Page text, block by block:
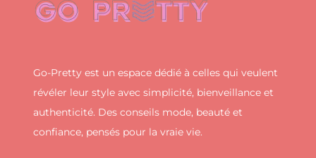
Go-Pretty est un espace dédié à celles qui veulent
révéler leur style avec simplicité, bienveillance et
authenticité. Des conseils mode, beauté et
confiance, pensés pour la vraie vie.